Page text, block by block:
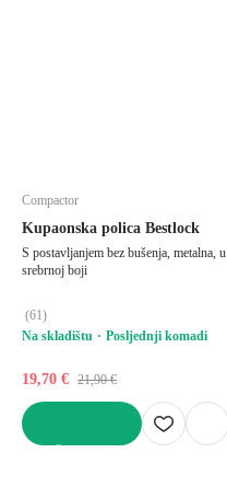
Compactor
Kupaonska polica Bestlock
S postavljanjem bez bušenja, metalna, u
srebrnoj boji
(61)
Na skladištu
Posljednji komadi
19,70 € 21,90 €